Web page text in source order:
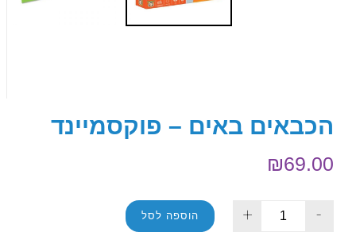
הכבאים באים – פוקסמיינד
₪69.00
-
+ הוספה לסל